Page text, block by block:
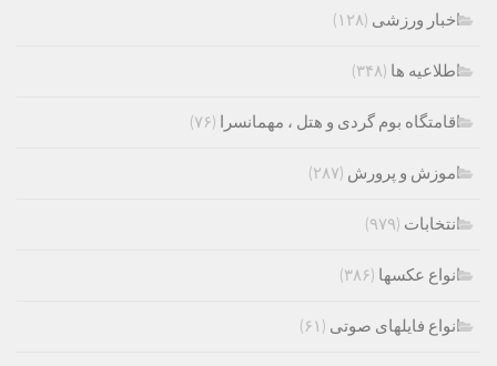
اخبار ورزشی (۱۲۸)
اطلاعیه ها (۳۴۸)
اقامتگاه بوم گردی و هتل ، مهمانسرا (۷۶)
اموزش و پرورش (۲۸۷)
انتخابات (۹۷۹)
انواع عکسها (۳۸۶)
انواع فایلهای صوتی (۶۱)